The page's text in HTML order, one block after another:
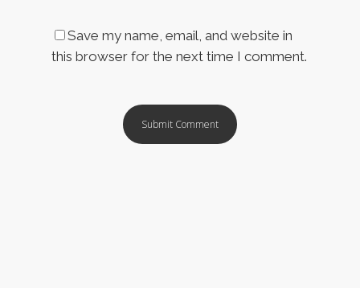
Save my name, email, and website in
this browser for the next time I comment.